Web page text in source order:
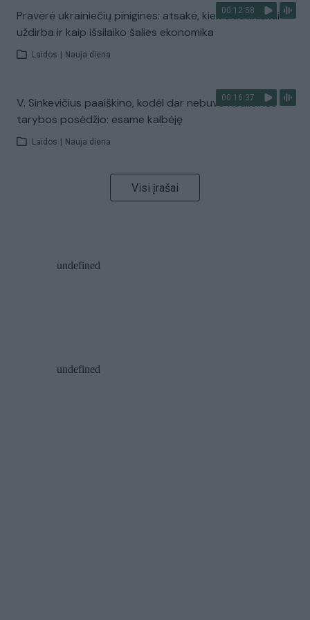
00:12:58
Pravėrė ukrainiečių pinigines: atsakė, kiek vidutiniškai
uždirba ir kaip išsilaiko šalies ekonomika
Laidos Nauja diena
00:16:37
V. Sinkevičius paaiškino, kodėl dar nebuvo Koalicinės
tarybos posėdžio: esame kalbėję
Laidos Nauja diena
Visi įrašai